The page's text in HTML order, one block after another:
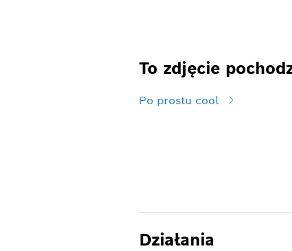
To zdjęcie
Po prostu cool
Działania